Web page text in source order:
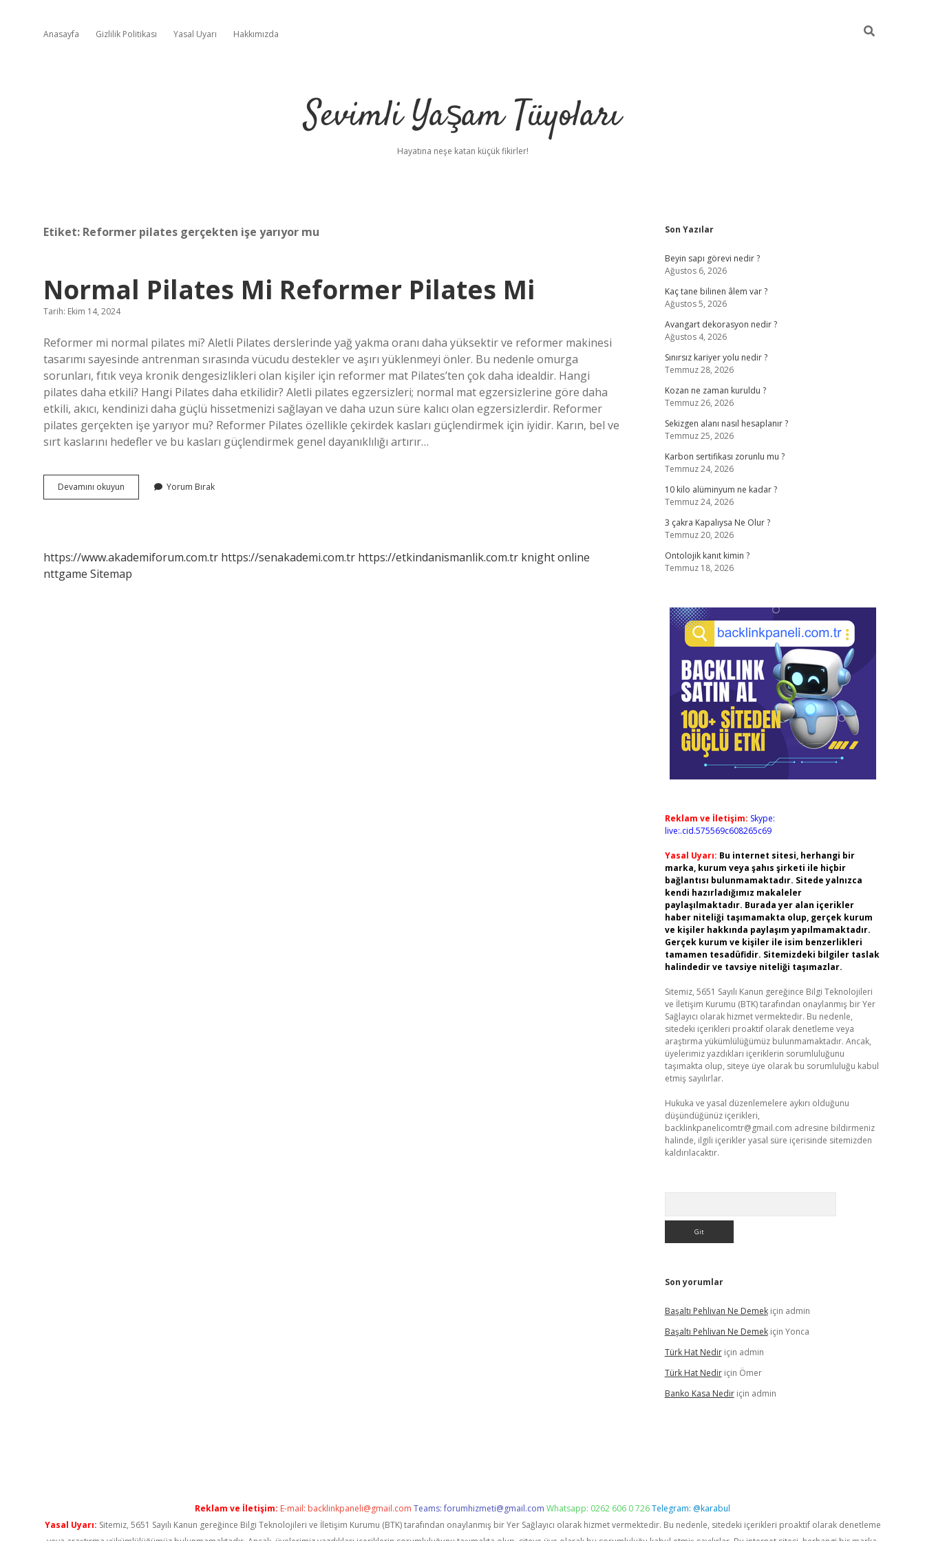
Anasayfa Gizlilik Politikası Yasal Uyarı Hakkımızda
Sevimli Yaşam Tüyoları
Hayatına neşe katan küçük fikirler!
Etiket: Reformer pilates gerçekten işe yarıyor mu
Normal Pilates Mi Reformer Pilates Mi
Tarih: Ekim 14, 2024
Reformer mi normal pilates mi? Aletli Pilates derslerinde yağ yakma oranı daha yüksektir ve reformer makinesi
tasarımı sayesinde antrenman sırasında vücudu destekler ve aşırı yüklenmeyi önler. Bu nedenle omurga
sorunları, fıtık veya kronik dengesizlikleri olan kişiler için reformer mat Pilates’ten çok daha idealdir. Hangi
pilates daha etkili? Hangi Pilates daha etkilidir? Aletli pilates egzersizleri; normal mat egzersizlerine göre daha
etkili, akıcı, kendinizi daha güçlü hissetmenizi sağlayan ve daha uzun süre kalıcı olan egzersizlerdir. Reformer
pilates gerçekten işe yarıyor mu? Reformer Pilates özellikle çekirdek kasları güçlendirmek için iyidir. Karın, bel ve
sırt kaslarını hedefler ve bu kasları güçlendirmek genel dayanıklılığı artırır…
Devamını okuyun
Pilates
Yorum Bırak
https://www.akademiforum.com.tr https://senakademi.com.tr https://etkindanismanlik.com.tr knight online
nttgame Sitemap
Sidebar
Son Yazılar
Beyin sapı görevi nedir ?
Ağustos 6, 2026
Kaç tane bilinen âlem var ?
Ağustos 5, 2026
Avangart dekorasyon nedir ?
Ağustos 4, 2026
Sınırsız kariyer yolu nedir ?
Temmuz 28, 2026
Kozan ne zaman kuruldu ?
Temmuz 26, 2026
Sekizgen alanı nasıl hesaplanır ?
Temmuz 25, 2026
Karbon sertifikası zorunlu mu ?
Temmuz 24, 2026
10 kilo alüminyum ne kadar ?
Temmuz 24, 2026
3 çakra Kapalıysa Ne Olur ?
Temmuz 20, 2026
Ontolojik kanıt kimin ?
Temmuz 18, 2026
Reklam ve İletişim: Skype:
live:.cid.575569c608265c69
Yasal Uyarı: Bu internet sitesi, herhangi bir
marka, kurum veya şahıs şirketi ile hiçbir
bağlantısı bulunmamaktadır. Sitede yalnızca
kendi hazırladığımız makaleler
paylaşılmaktadır. Burada yer alan içerikler
haber niteliği taşımamakta olup, gerçek kurum
ve kişiler hakkında paylaşım yapılmamaktadır.
Gerçek kurum ve kişiler ile isim benzerlikleri
tamamen tesadüfidir. Sitemizdeki bilgiler taslak
halindedir ve tavsiye niteliği taşımazlar.
Sitemiz, 5651 Sayılı Kanun gereğince Bilgi Teknolojileri
ve İletişim Kurumu (BTK) tarafından onaylanmış bir Yer
Sağlayıcı olarak hizmet vermektedir. Bu nedenle,
sitedeki içerikleri proaktif olarak denetleme veya
araştırma yükümlülüğümüz bulunmamaktadır. Ancak,
üyelerimiz yazdıkları içeriklerin sorumluluğunu
taşımakta olup, siteye üye olarak bu sorumluluğu kabul
etmiş sayılırlar.
Hukuka ve yasal düzenlemelere aykırı olduğunu
düşündüğünüz içerikleri,
backlinkpanelicomtr@gmail.com adresine bildirmeniz
halinde, ilgili içerikler yasal süre içerisinde sitemizden
kaldırılacaktır.
Son yorumlar
Başaltı Pehlivan Ne Demekiçin admin
Başaltı Pehlivan Ne Demekiçin Yonca
Türk Hat Nediriçin admin
Türk Hat Nediriçin Ömer
Banko Kasa Nediriçin admin
Reklam ve İletişim: E-mail: backlinkpaneli@gmail.com Teams:forumhizmeti@gmail.com Whatsapp: 0262 606 0 726Telegram: @karabul
Yasal Uyarı: Sitemiz, 5651 Sayılı Kanun gereğince Bilgi Teknolojileri ve İletişim Kurumu (BTK) tarafından onaylanmış bir Yer Sağlayıcı olarak hizmet vermektedir. Bu nedenle, sitedeki içerikleri proaktif olarak denetleme